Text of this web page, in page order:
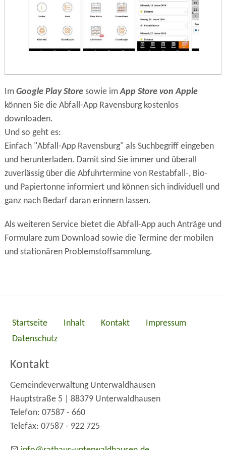
Im Google Play Store sowie imApp Store von Apple
können Sie die Abfall-App Ravensburg kostenlos
downloaden.
Und so geht es:
Einfach "Abfall-App Ravensburg" als Suchbegriff eingeben
und herunterladen. Damit sind Sie immer und überall
zuverlässig über die Abfuhrtermine von Restabfall-, Bio-
und Papiertonne informiert und können sich individuell und
ganz nach Bedarf daran erinnern lassen.
Als weiteren Service bietet die Abfall-App auch Anträge und
Formulare zum Download sowie die Termine der mobilen
und stationären Problemstoffsammlung.
Startseite Inhalt Kontakt
Impressum
Datenschutz
Kontakt
Gemeindeverwaltung Unterwaldhausen
Hauptstraße 5 | 88379 Unterwaldhausen
Telefon: 07587 - 660
Telefax: 07587 - 922 725